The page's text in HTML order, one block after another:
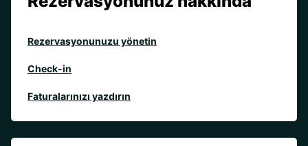
Rezervasyonunuzu yönetin
Check-in
Faturalarınızı yazdırın